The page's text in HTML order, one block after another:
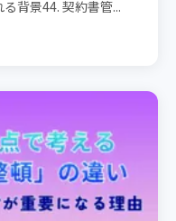
背景44. 契約書管...